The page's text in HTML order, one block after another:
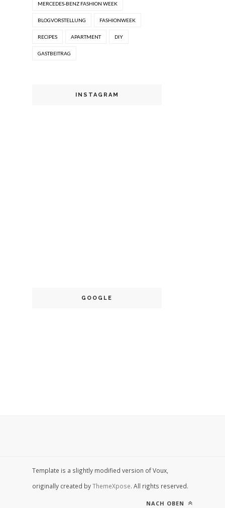
MERCEDES-BENZ FASHION WEEK
BLOGVORSTELLUNG FASHIONWEEK
RECIPES APARTMENT DIY
GASTBEITRAG
INSTAGRAM
GOOGLE
Template is a slightly modified version of Voux,
originally created byThemeXpose. All rights reserved.
NACH OBEN